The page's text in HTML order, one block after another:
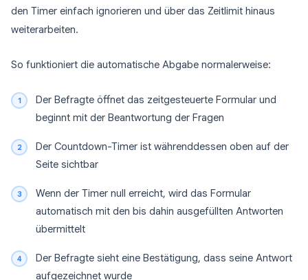
den Timer einfach ignorieren und über das Zeitlimit hinaus
weiterarbeiten.
So funktioniert die automatische Abgabe normalerweise:
Der Befragte öffnet das zeitgesteuerte Formular und
beginnt mit der Beantwortung der Fragen
Der Countdown-Timer ist währenddessen oben auf der
Seite sichtbar
Wenn der Timer null erreicht, wird das Formular
automatisch mit den bis dahin ausgefüllten Antworten
übermittelt
Der Befragte sieht eine Bestätigung, dass seine Antwort
aufgezeichnet wurde